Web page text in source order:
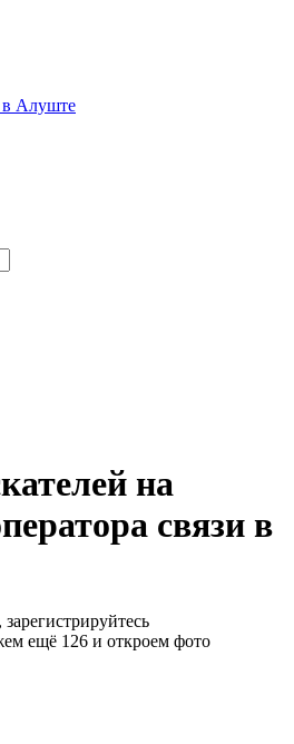
в Алуште
на
связи в
ещё 126 и откроем фото